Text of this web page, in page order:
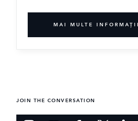
MAI MULTE INFORMAŢII
JOIN THE CONVERSATION